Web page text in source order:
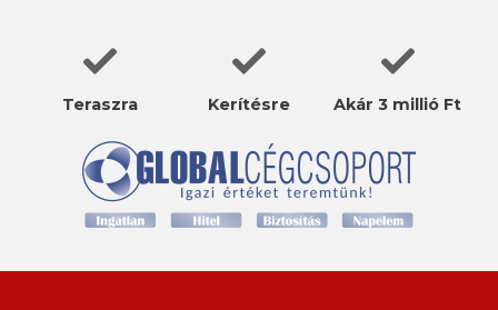
Teraszra Kerítésre Akár 3 millió Ft